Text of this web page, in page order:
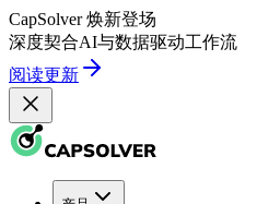
CapSolver 焕新登场
深度契合AI与数据驱动工作流
阅读更新